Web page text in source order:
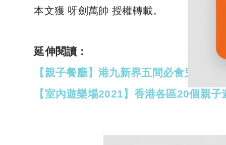
本文獲 呀劍萬帥 授權轉載。
延伸閱讀：
【親子餐廳】港九新界五間必食兒童主
【室內遊樂場2021】香港各區20個親